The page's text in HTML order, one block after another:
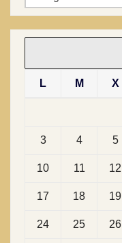
L M X
3 4 5
10 11 12
17 18 19
24 25 26